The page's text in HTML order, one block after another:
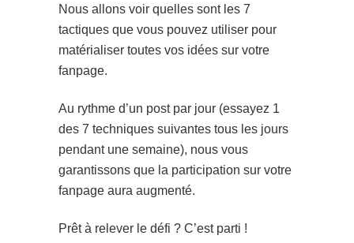
Nous allons voir quelles sont les 7
tactiques que vous pouvez utiliser pour
matérialiser toutes vos idées sur votre
fanpage.
Au rythme d’un post par jour (essayez 1
des 7 techniques suivantes tous les jours
pendant une semaine), nous vous
garantissons que la participation sur votre
fanpage aura augmenté.
Prêt à relever le défi ? C’est parti !